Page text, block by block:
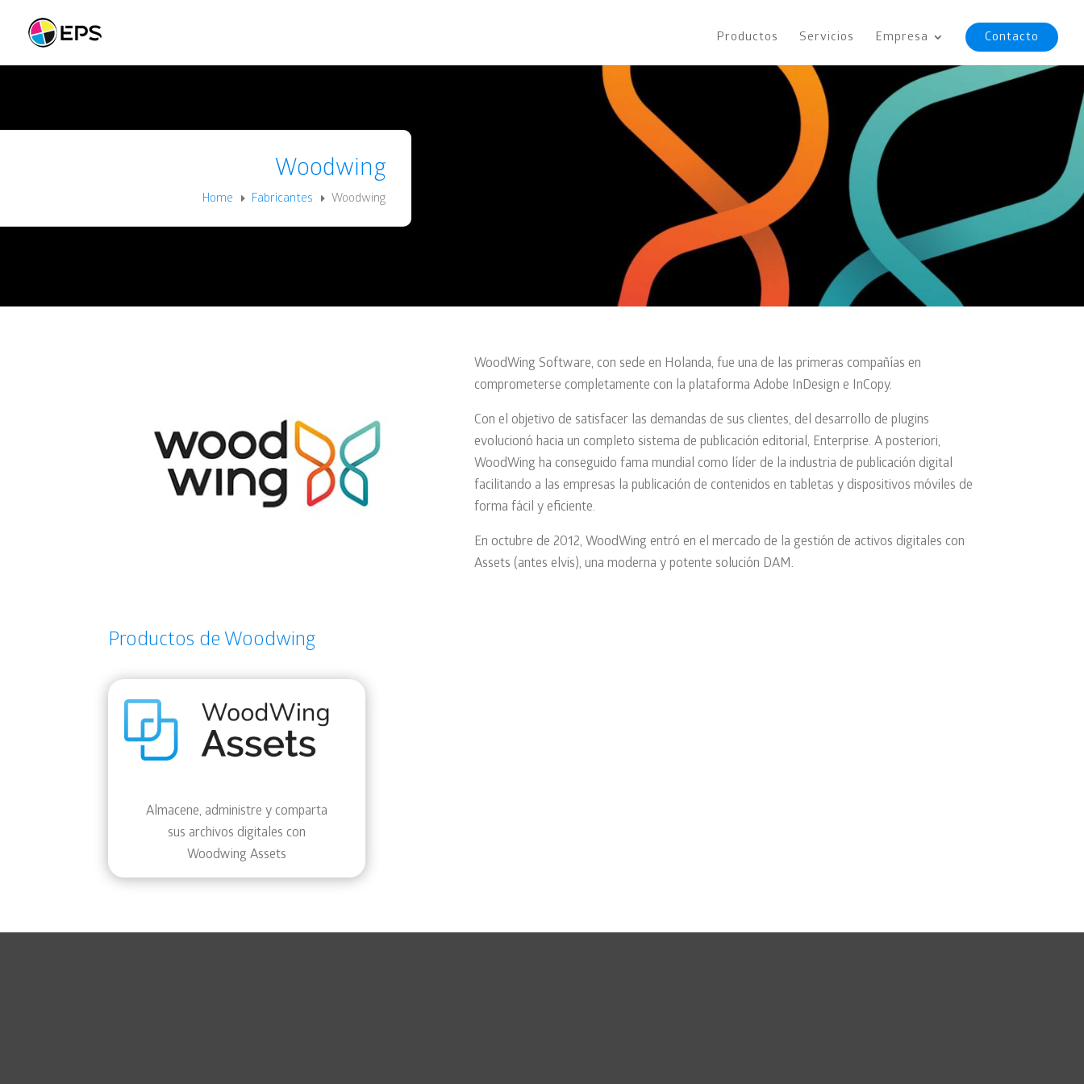
Productos Servicios Empresa Contacto
Woodwing
Home E Fabricantes E Woodwing
WoodWing Software, con sede en Holanda, fue una de las primeras compañías en
comprometerse completamente con la plataforma Adobe InDesign e InCopy.
Con el objetivo de satisfacer las demandas de sus clientes, del desarrollo de plugins
evolucionó hacia un completo sistema de publicación editorial, Enterprise. A posteriori,
WoodWing ha conseguido fama mundial como líder de la industria de publicación digital
facilitando a las empresas la publicación de contenidos en tabletas y dispositivos móviles de
forma fácil y eficiente.
En octubre de 2012, WoodWing entró en el mercado de la gestión de activos digitales con
Assets (antes elvis), una moderna y potente solución DAM.
Productos de Woodwing
Almacene, administre y comparta
sus archivos digitales con
Woodwing Assets